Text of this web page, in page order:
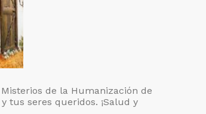
de la Humanización de
tus seres queridos. ¡Salud y